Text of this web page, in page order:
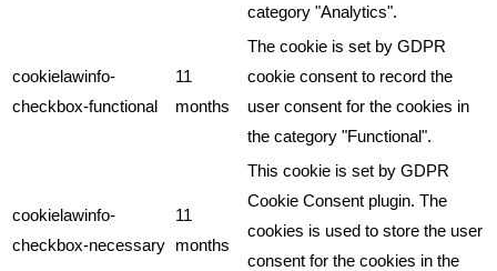
category "Analytics".
cookielawinfo-
checkbox-functional
11
months
The cookie is set by GDPR
cookie consent to record the
user consent for the cookies in
the category "Functional".
cookielawinfo-
checkbox-necessary
11
months
This cookie is set by GDPR
Cookie Consent plugin. The
cookies is used to store the user
consent for the cookies in the